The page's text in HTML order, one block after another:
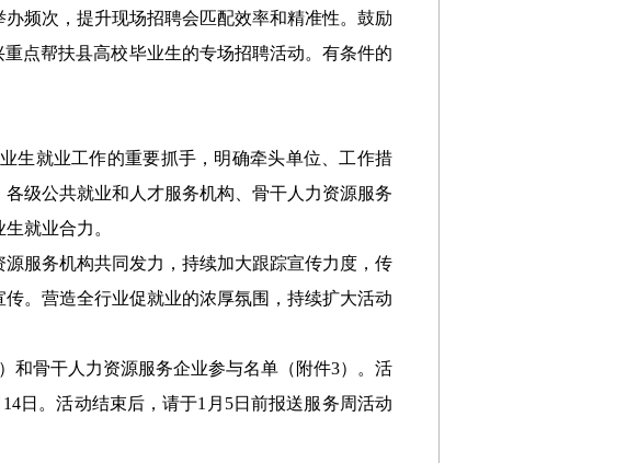
频次，提升现场招聘会匹配效率和精准性。鼓励
点帮扶县高校毕业生的专场招聘活动。有条件的
生就业工作的重要抓手，明确牵头单位、工作措
级公共就业和人才服务机构、骨干人力资源服务
就业合力。
服务机构共同发力，持续加大跟踪宣传力度，传
。营造全行业促就业的浓厚氛围，持续扩大活动
和骨干人力资源服务企业参与名单（附件3）。活
日。活动结束后，请于1月5日前报送服务周活动